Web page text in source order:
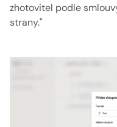
zhotovitel podle
strany."